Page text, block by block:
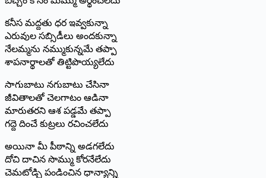
కనీస మద్దతు ధర ఇవ్వకున్నా
ఎరువుల సబ్సిడీలు అందకున్నా
నేలమ్మను నమ్ముకున్నమే తప్పా
శాపనార్థాలతో తిట్టిపొయ్యలేదు
సాగుబాటు నగుబాటు చేసినా
జీవితాలతో చెలగాటం ఆడినా
మారుతరని ఆశ పడ్డమే తప్పా
గద్దె దించే కుట్రలు రచించలేదు
అయినా మీ పీఠాన్ని అడగలేదు
దోచి దాచిన సొమ్ము కోరనేలేదు
చెమటోడ్చి పండించిన ధాన్యాన్ని